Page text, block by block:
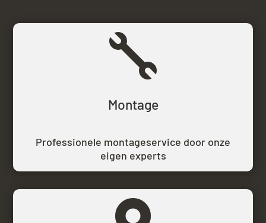

Montage
Professionele montageservice door onze
eigen experts